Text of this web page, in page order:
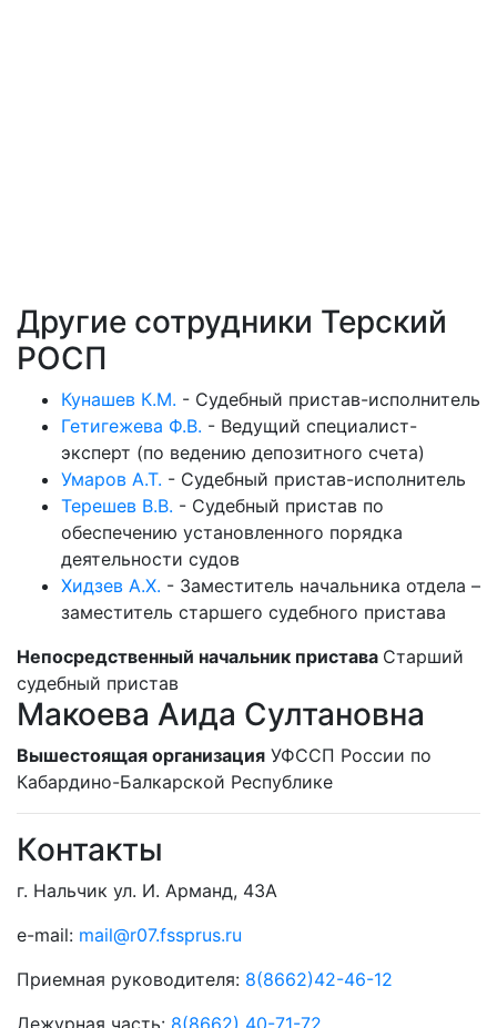
Другие сотрудники Терский
РОСП
Кунашев К.М. - Судебный пристав-исполнитель
Гетигежева Ф.В. - Ведущий специалист-
эксперт (по ведению депозитного счета)
Умаров А.Т. - Судебный пристав-исполнитель
Терешев В.В. - Судебный пристав по
обеспечению установленного порядка
деятельности судов
Хидзев А.Х. - Заместитель начальника отдела –
заместитель старшего судебного пристава
Непосредственный начальник пристава Старший
судебный пристав
Макоева Аида Султановна
Вышестоящая организация УФССП России по
Кабардино-Балкарской Республике
Контакты
г. Нальчик ул. И. Арманд, 43А
e-mail: mail@r07.fssprus.ru
Приемная руководителя: 8(8662)42-46-12